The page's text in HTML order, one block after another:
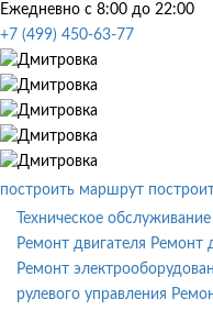
Ежедневно с 8:00 до 22:00
+7 (499) 450-63-77
построить маршрут
Техническое обслуживание
Ремонт двигателя Ремонт
Ремонт
рулевого управления